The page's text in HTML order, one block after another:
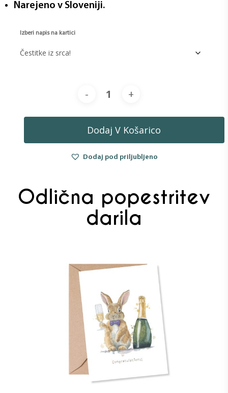
Narejeno v Sloveniji.
Izberi napis na kartici
Dodaj V Košarico
Dodaj pod priljubljeno
Odlična popestritev
darila